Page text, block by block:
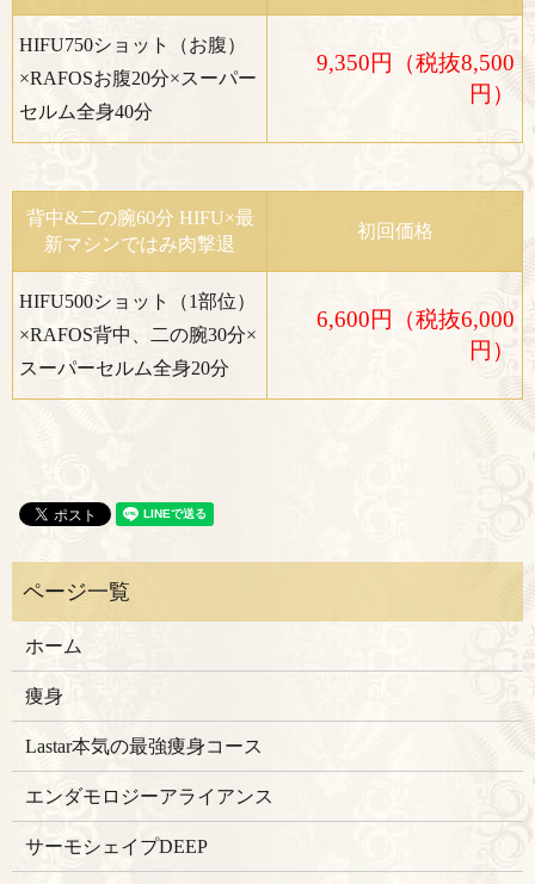
HIFU750ショット（お腹）
×RAFOSお腹20分×スーパー
セルム全身40分
9,350円（税抜8,500
円）
背中&二の腕60分 HIFU×最
新マシンではみ肉撃退
初回価格
HIFU500ショット（1部位）
×RAFOS背中、二の腕30分×
スーパーセルム全身20分
6,600円（税抜6,000
円）
ホーム
痩身
Lastar本気の最強痩身コース
エンダモロジーアライアンス
サーモシェイプDEEP